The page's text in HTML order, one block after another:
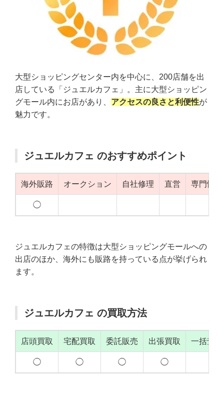
大型ショッピングセンター内を中心に、200店舗を出
店している「ジュエルカフェ」。主に大型ショッピン
グモール内にお店があり、 アクセスの良さと利便性が
魅力です。
ジュエルカフェ のおすすめポイント
海外販路 オークション 自社修理 直営 専門性
◯
ジュエルカフェの特徴は大型ショッピングモールへの
出店のほか、海外にも販路を持っている点が挙げられ
ます。
ジュエルカフェ の買取方法
店頭買取 宅配買取 委託販売 出張買取 一括査定
◯ ◯ ◯ ◯